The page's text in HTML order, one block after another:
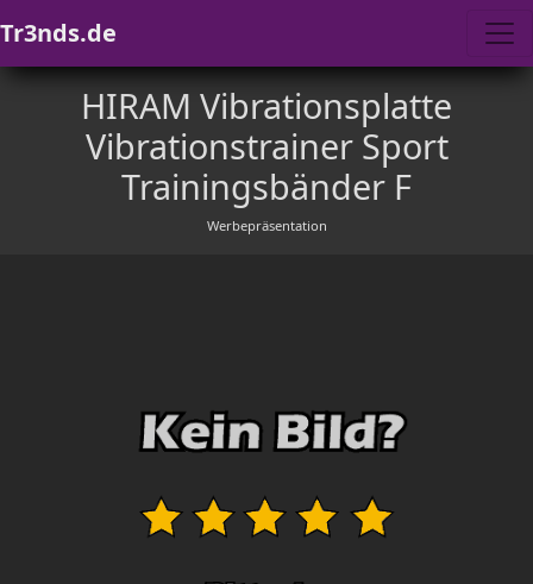
Tr3nds.de
HIRAM Vibrationsplatte
Vibrationstrainer Sport
Trainingsbänder F
Werbepräsentation